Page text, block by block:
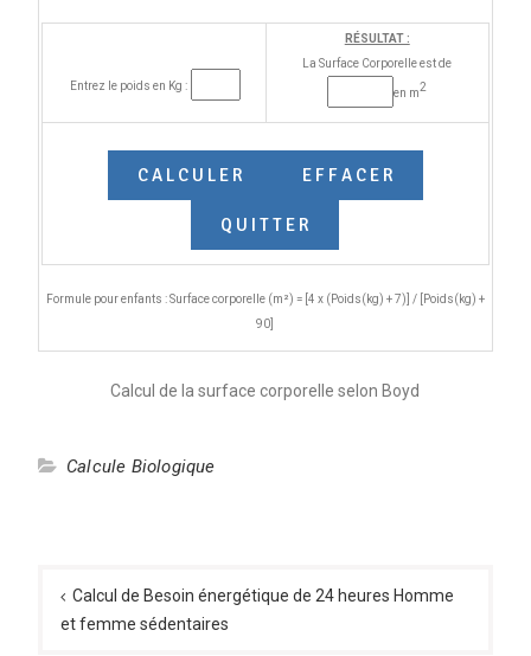
Entrez le poids en Kg :
RÉSULTAT :
La Surface Corporelle est de
en m2
Formule pour enfants : Surface corporelle (m²) = [4 x (Poids(kg) + 7)] / [Poids(kg) +
90]
Calcul de la surface corporelle selon Boyd
Calcule Biologique
de
l’article
Calcul de Besoin énergétique de 24 heures Homme
et femme sédentaires